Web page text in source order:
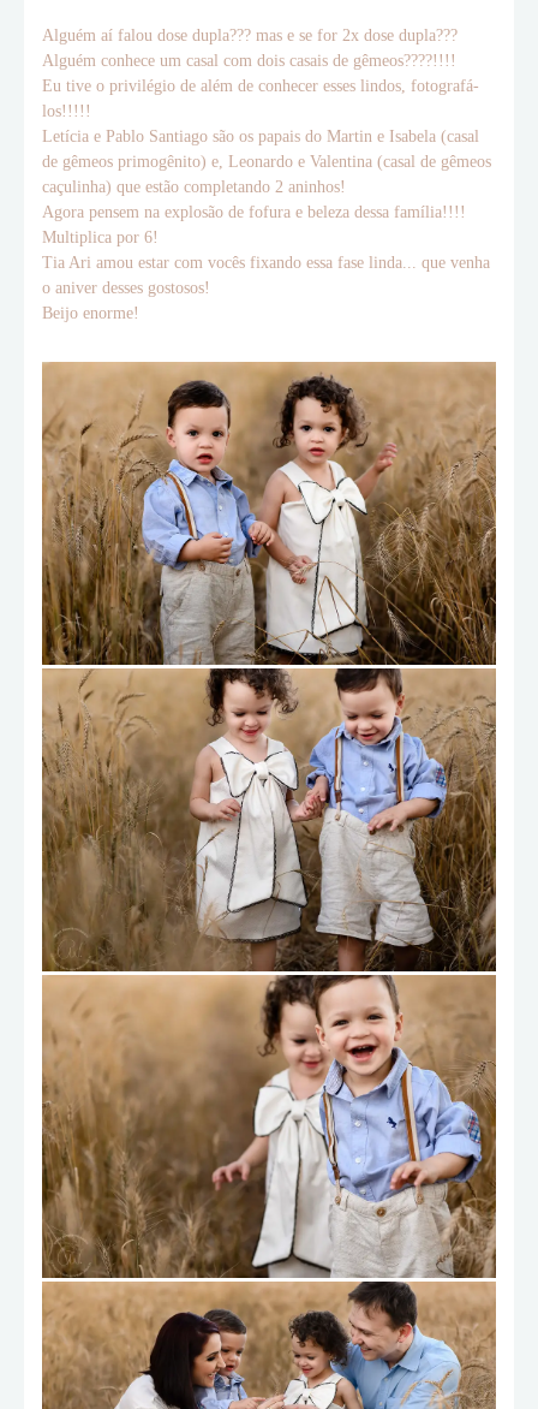
Alguém aí falou dose dupla??? mas e se for 2x dose dupla???
Alguém conhece um casal com dois casais de gêmeos????!!!!
Eu tive o privilégio de além de conhecer esses lindos, fotografá-
los!!!!!
Letícia e Pablo Santiago são os papais do Martin e Isabela (casal
de gêmeos primogênito) e, Leonardo e Valentina (casal de gêmeos
caçulinha) que estão completando 2 aninhos!
Agora pensem na explosão de fofura e beleza dessa família!!!!
Multiplica por 6!
Tia Ari amou estar com vocês fixando essa fase linda... que venha
o aniver desses gostosos!
Beijo enorme!